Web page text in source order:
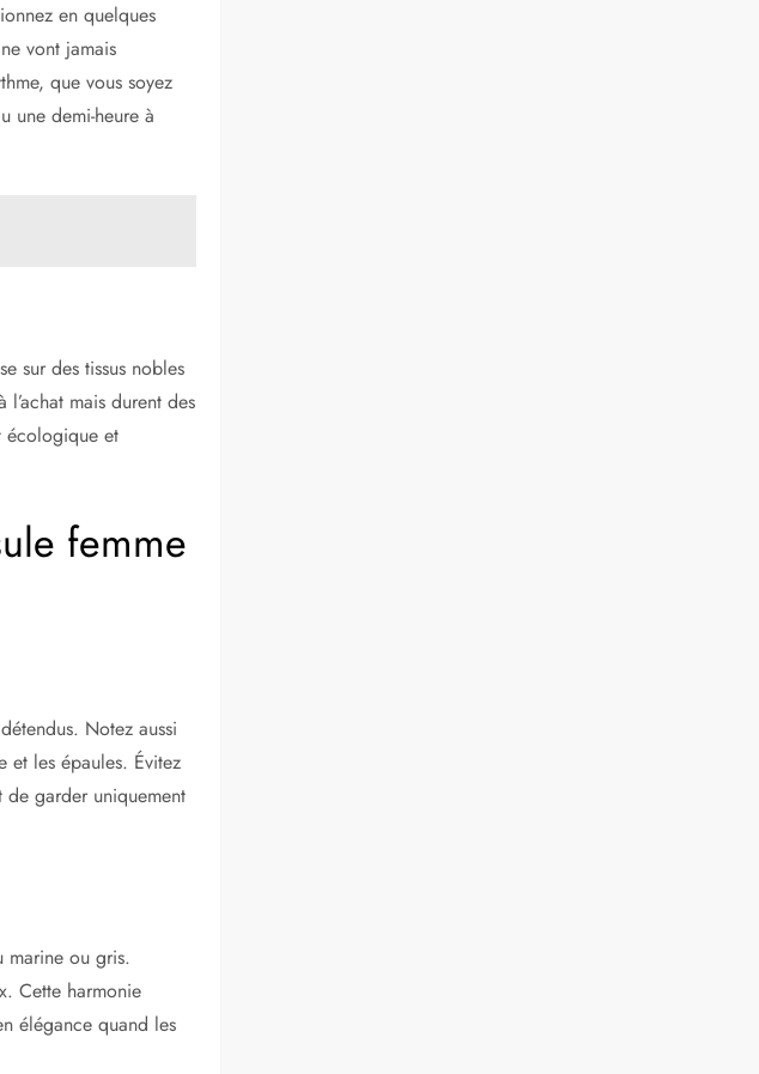
en quelques
vont jamais
que vous soyez
une demi-heure à
sur des tissus nobles
mais durent des
écologique et
femme
Notez aussi
et les épaules. Évitez
de garder uniquement
marine ou gris.
Cette harmonie
élégance quand les